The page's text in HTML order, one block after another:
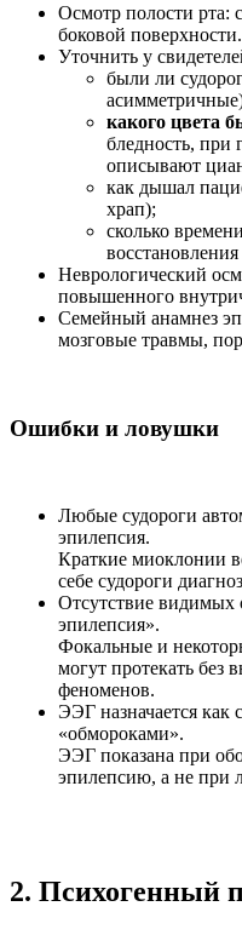
Осмотр полости рта:
боковой поверхности.
Уточнить у
были ли
какого цвета
бледность, при
описывают
как дышал
храп);
сколько
Неврологический
повышенного
Семейный анамнез
мозговые травмы,
Ошибки и ловушки
Любые судороги
эпилепсия.
Краткие миоклонии
себе судороги
Отсутствие видимых
эпилепсия».
Фокальные и
могут протекать без
феноменов.
ЭЭГ назначается как
«обмороками».
ЭЭГ показана при
эпилепсию, а не при
2. Психогенный